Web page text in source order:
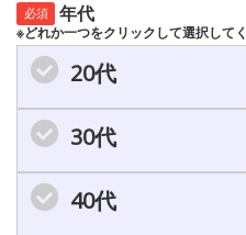
必須 年代
※どれか一つをクリックして選択してく
20代
30代
40代